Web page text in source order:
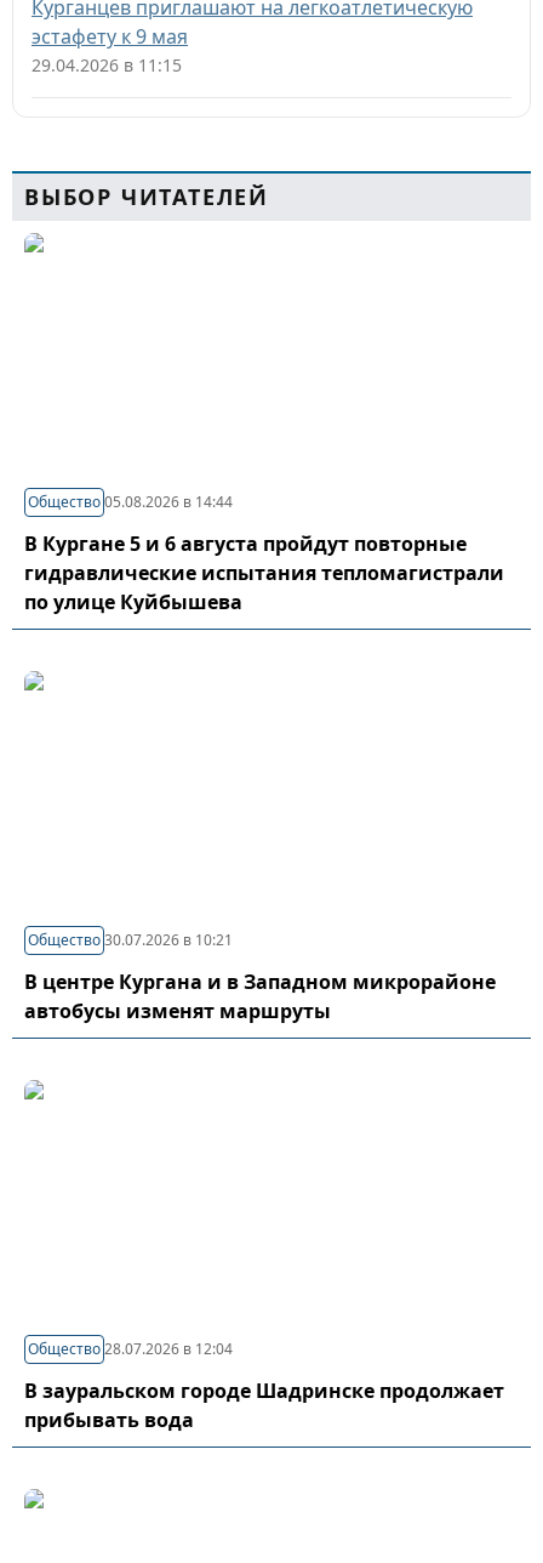
Курганцев приглашают на легкоатлетическую
эстафету к 9 мая
29.04.2026 в 11:15
ВЫБОР ЧИТАТЕЛЕЙ
Общество05.08.2026 в 14:44
В Кургане 5 и 6 августа пройдут повторные
гидравлические испытания тепломагистрали
по улице Куйбышева
Общество30.07.2026 в 10:21
В центре Кургана и в Западном микрорайоне
автобусы изменят маршруты
Общество28.07.2026 в 12:04
В зауральском городе Шадринске продолжает
прибывать вода